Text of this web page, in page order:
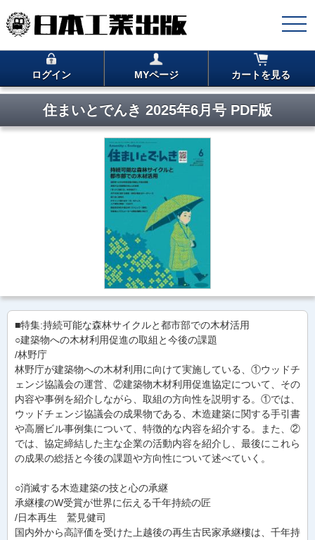
ログイン MYページ カートを見る
住まいとでんき 2025年6月号 PDF版
■特集:持続可能な森林サイクルと都市部での木材活用
○建築物への木材利用促進の取組と今後の課題
/林野庁
林野庁が建築物への木材利用に向けて実施している、①ウッドチ
ェンジ協議会の運営、②建築物木材利用促進協定について、その
内容や事例を紹介しながら、取組の方向性を説明する。①では、
ウッドチェンジ協議会の成果物である、木造建築に関する手引書
や高層ビル事例集について、特徴的な内容を紹介する。また、②
では、協定締結した主な企業の活動内容を紹介し、最後にこれら
の成果の総括と今後の課題や方向性について述べていく。
○消滅する木造建築の技と心の承継
承継樓のW受賞が世界に伝える千年持続の匠
/日本再生 鷲見健司
国内外から高評価を受けた上越後の再生古民家承継樓は、千年持